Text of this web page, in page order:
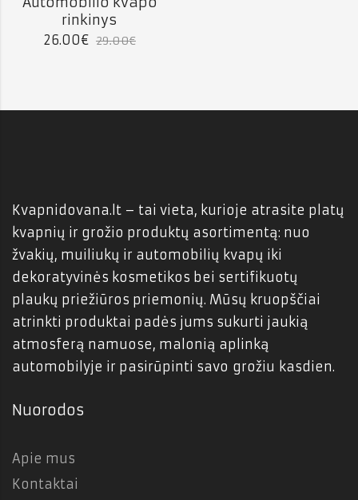
10 % NUOLAIDA
rinkinys
26.00€ 29.00€
Kvapnidovana.lt – tai vieta, kurioje atrasite platų
kvapnių ir grožio produktų asortimentą: nuo
žvakių, muiliukų ir automobilių kvapų iki
dekoratyvinės kosmetikos bei sertifikuotų
plaukų priežiūros priemonių. Mūsų kruopščiai
atrinkti produktai padės jums sukurti jaukią
atmosferą namuose, malonią aplinką
automobilyje ir pasirūpinti savo grožiu kasdien.
Nuorodos
Apie mus
Kontaktai